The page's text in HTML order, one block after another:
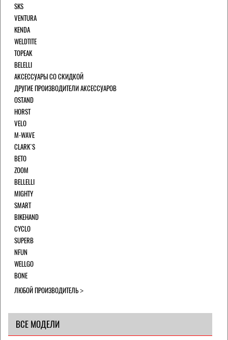
SKS
VENTURA
KENDA
WELDTITE
TOPEAK
BELELLI
АКСЕССУАРЫ СО СКИДКОЙ
ДРУГИЕ ПРОИЗВОДИТЕЛИ АКСЕССУАРОВ
OSTAND
HORST
VELO
M-WAVE
CLARK`S
BETO
ZOOM
BELLELLI
MIGHTY
SMART
BIKEHAND
CYCLO
SUPERB
NFUN
WELLGO
BONE
ЛЮБОЙ ПРОИЗВОДИТЕЛЬ
ВСЕ МОДЕЛИ